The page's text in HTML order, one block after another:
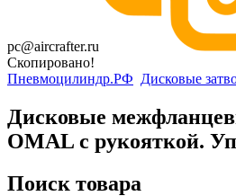
pc@aircrafter.ru
Скопировано!
Пневмоцилиндр.РФ Дисковые
Дисковые
OMAL c рукояткой.
Поиск товара